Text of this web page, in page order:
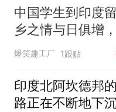
中国学生到印度
乡之情与日俱增
唯一的愿望！
爆笑趣工厂 1跟贴
印度北阿坎德邦
路正在不断地下沉